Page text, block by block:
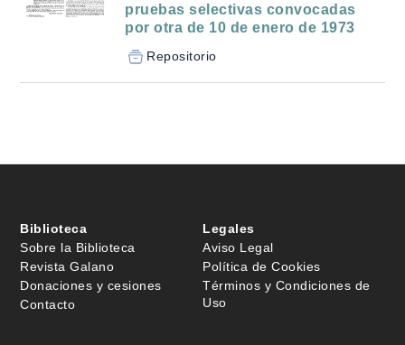
pruebas selectivas convocadas
por otra de 10 de enero de 1973
Repositorio
Biblioteca
Sobre la Biblioteca
Revista Galano
Donaciones y cesiones
Contacto
Legales
Aviso Legal
Política de Cookies
Términos y Condiciones de
Uso